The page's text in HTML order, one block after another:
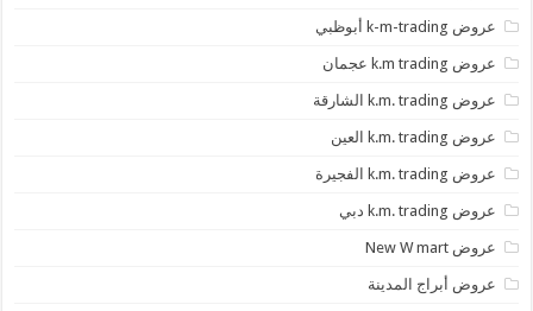
عروض k-m-trading أبوظبي
عروض k.m trading عجمان
عروض k.m. trading الشارقة
عروض k.m. trading العين
عروض k.m. trading الفجيرة
عروض k.m. trading دبي
عروض New W mart
عروض أبراج المدينة